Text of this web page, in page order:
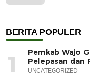
BERITA POPULER
1
Pemkab Wajo
Pelepasan dan
UNCATEGORIZED